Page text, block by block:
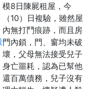
模8日陳屍租屋，今
（10）日複驗，雖然屋
內無打鬥痕跡，而且房
門內鎖，門、窗均未破
壞，父母無法接受兒子
身亡噩耗，認為已幫他
還百萬債務，兒子沒有